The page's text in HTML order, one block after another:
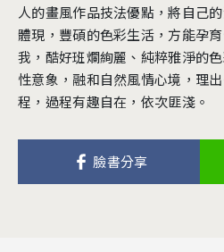
人的畫風作品技法優點，將自己
體現，豐碩的色彩生活，方能孕
我，酷好班爛絢麗、純粹雅淨的
性意象，融和自然風情心境，理
程，過程有趣自在，依次匪淺。
臉書分享